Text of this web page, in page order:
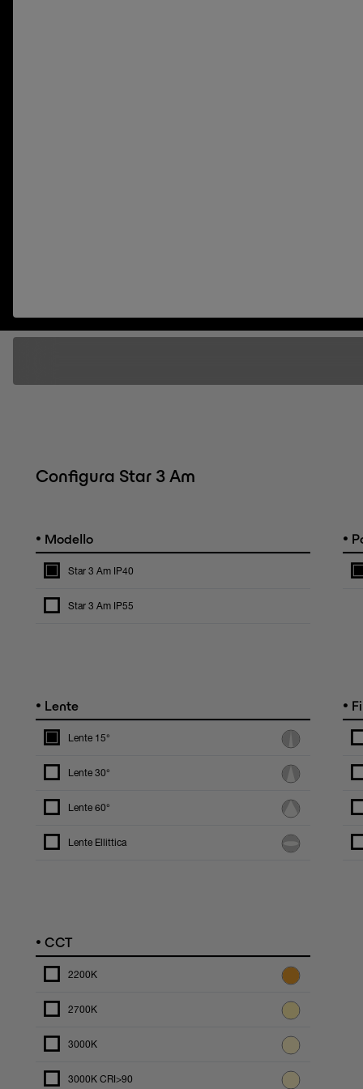
Configura Star 3 Am
• Modello
Star 3 Am IP40
Star 3 Am IP55
•
• Lente
Lente 15°
Lente 30°
Lente 60°
Lente Ellittica
•
• CCT
2200K
2700K
3000K
3000K CRI>90